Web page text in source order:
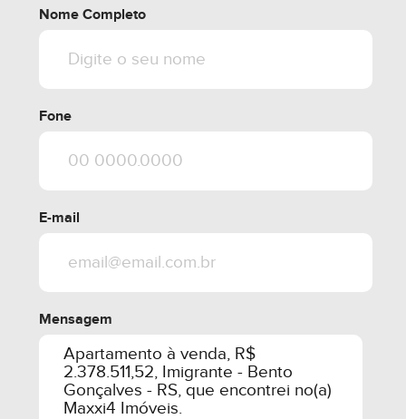
Nome Completo
Fone
E-mail
Mensagem